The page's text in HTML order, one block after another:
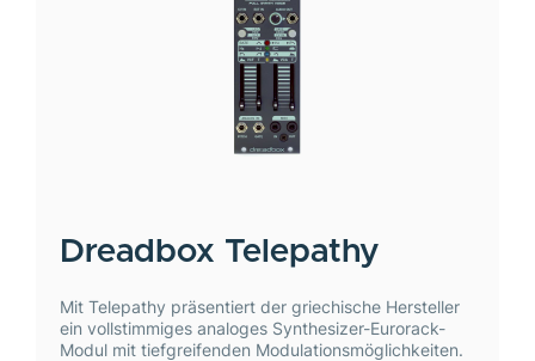
Dreadbox Telepathy
Mit Telepathy präsentiert der griechische Hersteller
ein vollstimmiges analoges Synthesizer-Eurorack-
Modul mit tiefgreifenden Modulationsmöglichkeiten.